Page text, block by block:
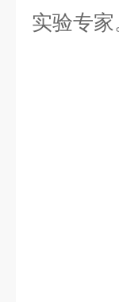
实验专家